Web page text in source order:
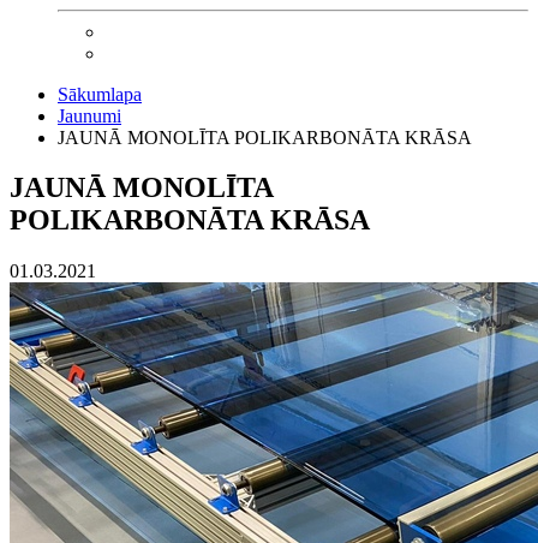
Sākumlapa
Jaunumi
JAUNĀ MONOLĪTA POLIKARBONĀTA KRĀSA
JAUNĀ MONOLĪTA
POLIKARBONĀTA KRĀSA
01.03.2021